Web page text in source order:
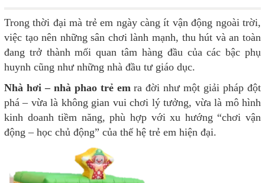
Trong thời đại mà trẻ em ngày càng ít vận động ngoài trời,
việc tạo nên những sân chơi lành mạnh, thu hút và an toàn
đang trở thành mối quan tâm hàng đầu của các bậc phụ
huynh cũng như những nhà đầu tư giáo dục.
Nhà hơi – nhà phao trẻ em ra đời như một giải pháp đột
phá – vừa là không gian vui chơi lý tưởng, vừa là mô hình
kinh doanh tiềm năng, phù hợp với xu hướng “chơi vận
động – học chủ động” của thế hệ trẻ em hiện đại.